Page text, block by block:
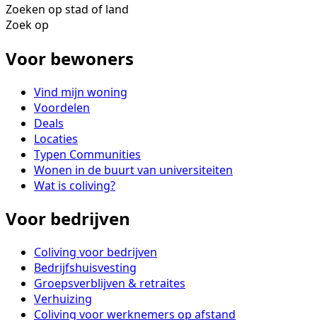
Zoeken op stad of land
Zoek op
Voor bewoners
Vind mijn woning
Voordelen
Deals
Locaties
Typen Communities
Wonen in de buurt van universiteiten
Wat is coliving?
Voor bedrijven
Coliving voor bedrijven
Bedrijfshuisvesting
Groepsverblijven & retraites
Verhuizing
Coliving voor werknemers op afstand